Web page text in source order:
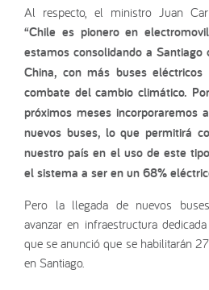
Al respecto, el ministro Juan
“Chile es pionero en
estamos consolidando a Santiago
China, con más buses
combate del cambio climático.
próximos meses incorporaremos
nuevos buses, lo que permitirá
nuestro país en el uso de este
el sistema a ser en un 68%
Pero la llegada de nuevos
avanzar en infraestructura
que se anunció que se habilitarán
en Santiago.